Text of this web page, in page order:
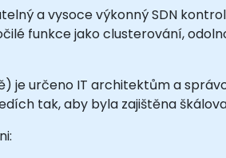
a vysoce výkonný SDN
funkce jako clusterování,
je určeno IT architektům a
tak, aby byla zajištěna